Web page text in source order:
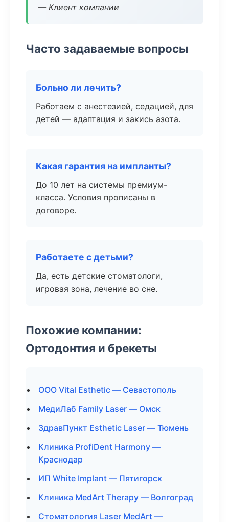
— Клиент компании
Часто задаваемые вопросы
Больно ли лечить?
Работаем с анестезией, седацией, для
детей — адаптация и закись азота.
Какая гарантия на импланты?
До 10 лет на системы премиум-
класса. Условия прописаны в
договоре.
Работаете с детьми?
Да, есть детские стоматологи,
игровая зона, лечение во сне.
Похожие компании:
Ортодонтия и брекеты
ООО Vital Esthetic — Севастополь
МедиЛаб Family Laser — Омск
ЗдравПункт Esthetic Laser — Тюмень
Клиника ProfiDent Harmony —
Краснодар
ИП White Implant — Пятигорск
Клиника MedArt Therapy — Волгоград
Стоматология Laser MedArt —